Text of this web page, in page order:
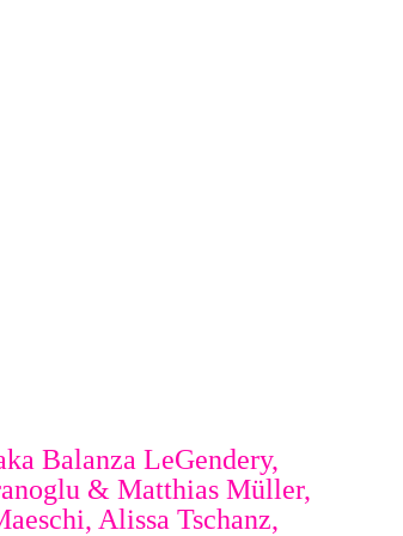
Balanza LeGendery,
& Matthias Müller,
Alissa Tschanz,